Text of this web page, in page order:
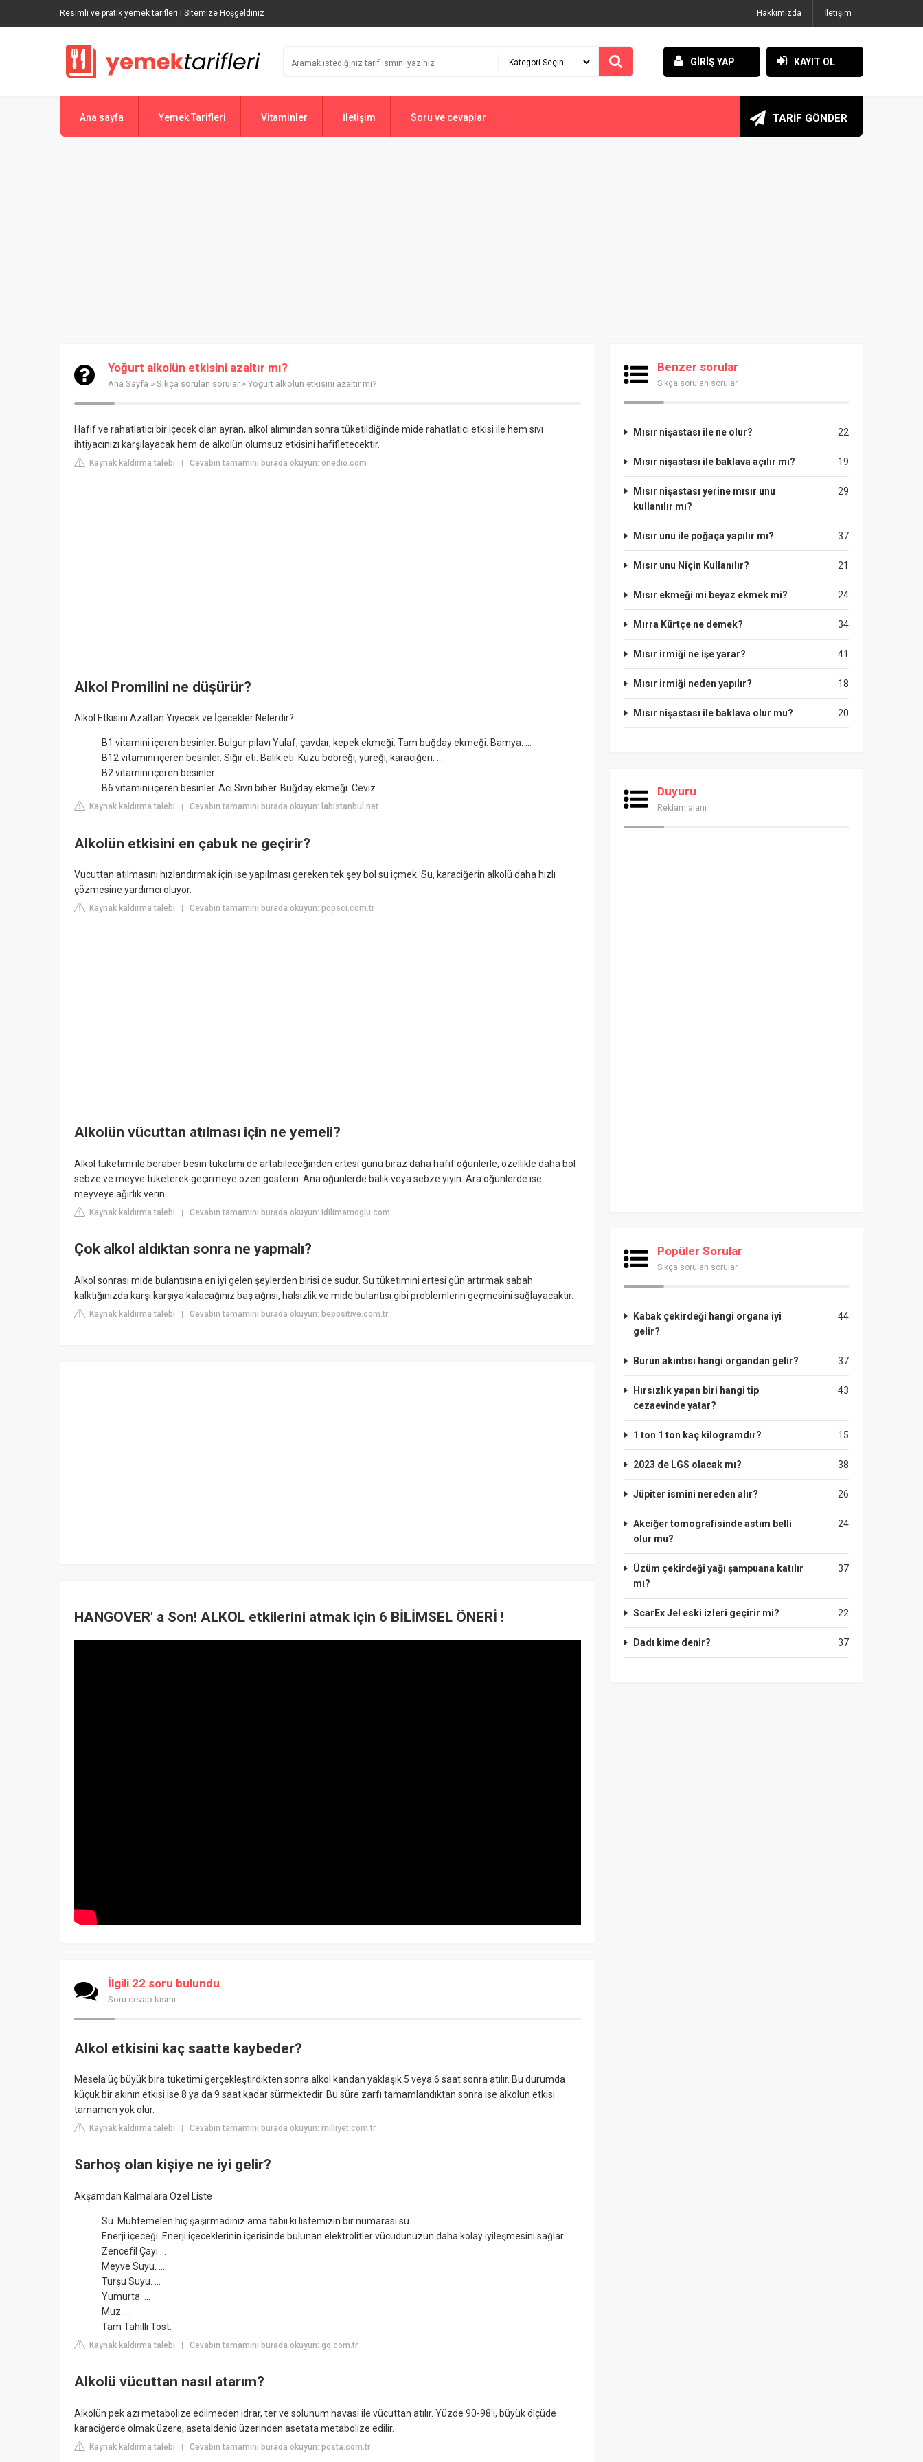
Resimli ve pratik yemek tarifleri | Sitemize Hoşgeldiniz Hakkımızda İletişim
GİRİŞ YAP KAYIT OL
Ana sayfa Yemek Tarifleri Vitaminler İletişim Soru ve cevaplar TARİF GÖNDER
Yoğurt alkolün etkisini azaltır mı?
Ana Sayfa » Sıkça sorulan sorular » Yoğurt alkolün etkisini azaltır mı?
Hafif ve rahatlatıcı bir içecek olan ayran, alkol alımından sonra tüketildiğinde mide rahatlatıcı etkisi ile hem sıvı
ihtiyacınızı karşılayacak hem de alkolün olumsuz etkisini hafifletecektir.
Kaynak kaldırma talebi | Cevabın tamamını burada okuyun: onedio.com
Alkol Promilini ne düşürür?
Alkol Etkisini Azaltan Yiyecek ve İçecekler Nelerdir?
B1 vitamini içeren besinler. Bulgur pilavı Yulaf, çavdar, kepek ekmeği. Tam buğday ekmeği. Bamya. ...
B12 vitamini içeren besinler. Sığır eti. Balık eti. Kuzu böbreği, yüreği, karaciğeri. ...
B2 vitamini içeren besinler.
B6 vitamini içeren besinler. Acı Sivri biber. Buğday ekmeği. Ceviz.
Kaynak kaldırma talebi Cevabın tamamını burada okuyun: labistanbul.net
Alkolün etkisini en çabuk ne geçirir?
Vücuttan atılmasını hızlandırmak için ise yapılması gereken tek şey bol su içmek. Su, karaciğerin alkolü daha hızlı
çözmesine yardımcı oluyor.
Kaynak kaldırma talebi Cevabın tamamını burada okuyun: popsci.com.tr
Alkolün vücuttan atılması için ne yemeli?
Alkol tüketimi ile beraber besin tüketimi de artabileceğinden ertesi günü biraz daha hafif öğünlerle, özellikle daha bol
sebze ve meyve tüketerek geçirmeye özen gösterin. Ana öğünlerde balık veya sebze yiyin. Ara öğünlerde ise
meyveye ağırlık verin.
Kaynak kaldırma talebi | Cevabın tamamını burada okuyun: idilimamoglu.com
Çok alkol aldıktan sonra ne yapmalı?
Alkol sonrası mide bulantısına en iyi gelen şeylerden birisi de sudur. Su tüketimini ertesi gün artırmak sabah
kalktığınızda karşı karşıya kalacağınız baş ağrısı, halsizlik ve mide bulantısı gibi problemlerin geçmesini sağlayacaktır.
Kaynak kaldırma talebi | Cevabın tamamını burada okuyun: bepositive.com.tr
HANGOVER' a Son! ALKOL etkilerini atmak için 6 BİLİMSEL ÖNERİ !
İlgili 22 soru bulundu
Soru cevap kısmı
Alkol etkisini kaç saatte kaybeder?
Mesela üç büyük bira tüketimi gerçekleştirdikten sonra alkol kandan yaklaşık 5 veya 6 saat sonra atılır. Bu durumda
küçük bir akının etkisi ise 8 ya da 9 saat kadar sürmektedir. Bu süre zarfı tamamlandıktan sonra ise alkolün etkisi
tamamen yok olur.
Kaynak kaldırma talebi | Cevabın tamamını burada okuyun: milliyet.com.tr
Sarhoş olan kişiye ne iyi gelir?
Akşamdan Kalmalara Özel Liste
Su. Muhtemelen hiç şaşırmadınız ama tabii ki listemizin bir numarası su. ...
Enerji içeceği. Enerji içeceklerinin içerisinde bulunan elektrolitler vücudunuzun daha kolay iyileşmesini sağlar.
Zencefil Çayı ...
Meyve Suyu. ...
Turşu Suyu. ...
Yumurta. ...
Muz. ...
Tam Tahıllı Tost.
Kaynak kaldırma talebi | Cevabın tamamını burada okuyun: gq.com.tr
Alkolü vücuttan nasıl atarım?
Alkolün pek azı metabolize edilmeden idrar, ter ve solunum havası ile vücuttan atılır. Yüzde 90-98'i, büyük ölçüde
karaciğerde olmak üzere, asetaldehid üzerinden asetata metabolize edilir.
Kaynak kaldırma talebi | Cevabın tamamını burada okuyun: posta.com.tr
Benzer sorular
Sıkça sorulan sorular
22
Mısır nişastası ile ne olur?
19
Mısır nişastası ile baklava açılır mı?
29
Mısır nişastası yerine mısır unu
kullanılır mı?
37
Mısır unu ile poğaça yapılır mı?
21
Mısır unu Niçin Kullanılır?
24
Mısır ekmeği mi beyaz ekmek mi?
34
Mırra Kürtçe ne demek?
41
Mısır irmiği ne işe yarar?
18
Mısır irmiği neden yapılır?
20
Mısır nişastası ile baklava olur mu?
Duyuru
Reklam alanı
Popüler Sorular
Sıkça sorulan sorular
44
Kabak çekirdeği hangi organa iyi
gelir?
37
Burun akıntısı hangi organdan gelir?
43
Hırsızlık yapan biri hangi tip
cezaevinde yatar?
15
1 ton 1 ton kaç kilogramdır?
38
2023 de LGS olacak mı?
26
Jüpiter ismini nereden alır?
24
Akciğer tomografisinde astım belli
olur mu?
37
Üzüm çekirdeği yağı şampuana katılır
mı?
22
ScarEx Jel eski izleri geçirir mi?
37
Dadı kime denir?